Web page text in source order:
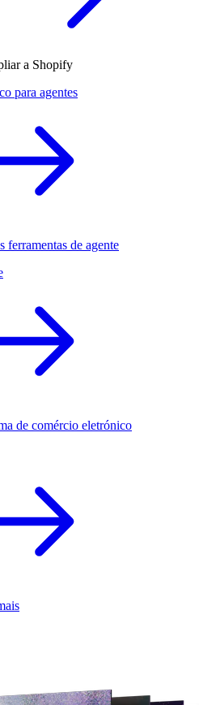
a Shopify
para agentes
ferramentas de agente
de comércio eletrónico